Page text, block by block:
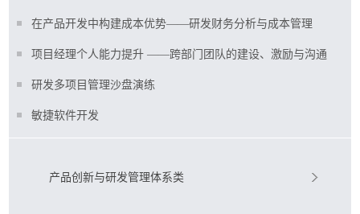
在产品开发中构建成本优势——研发财务分析与成本管理
项目经理个人能力提升 ——跨部门团队的建设、激励与沟通
研发多项目管理沙盘演练
敏捷软件开发
产品创新与研发管理体系类